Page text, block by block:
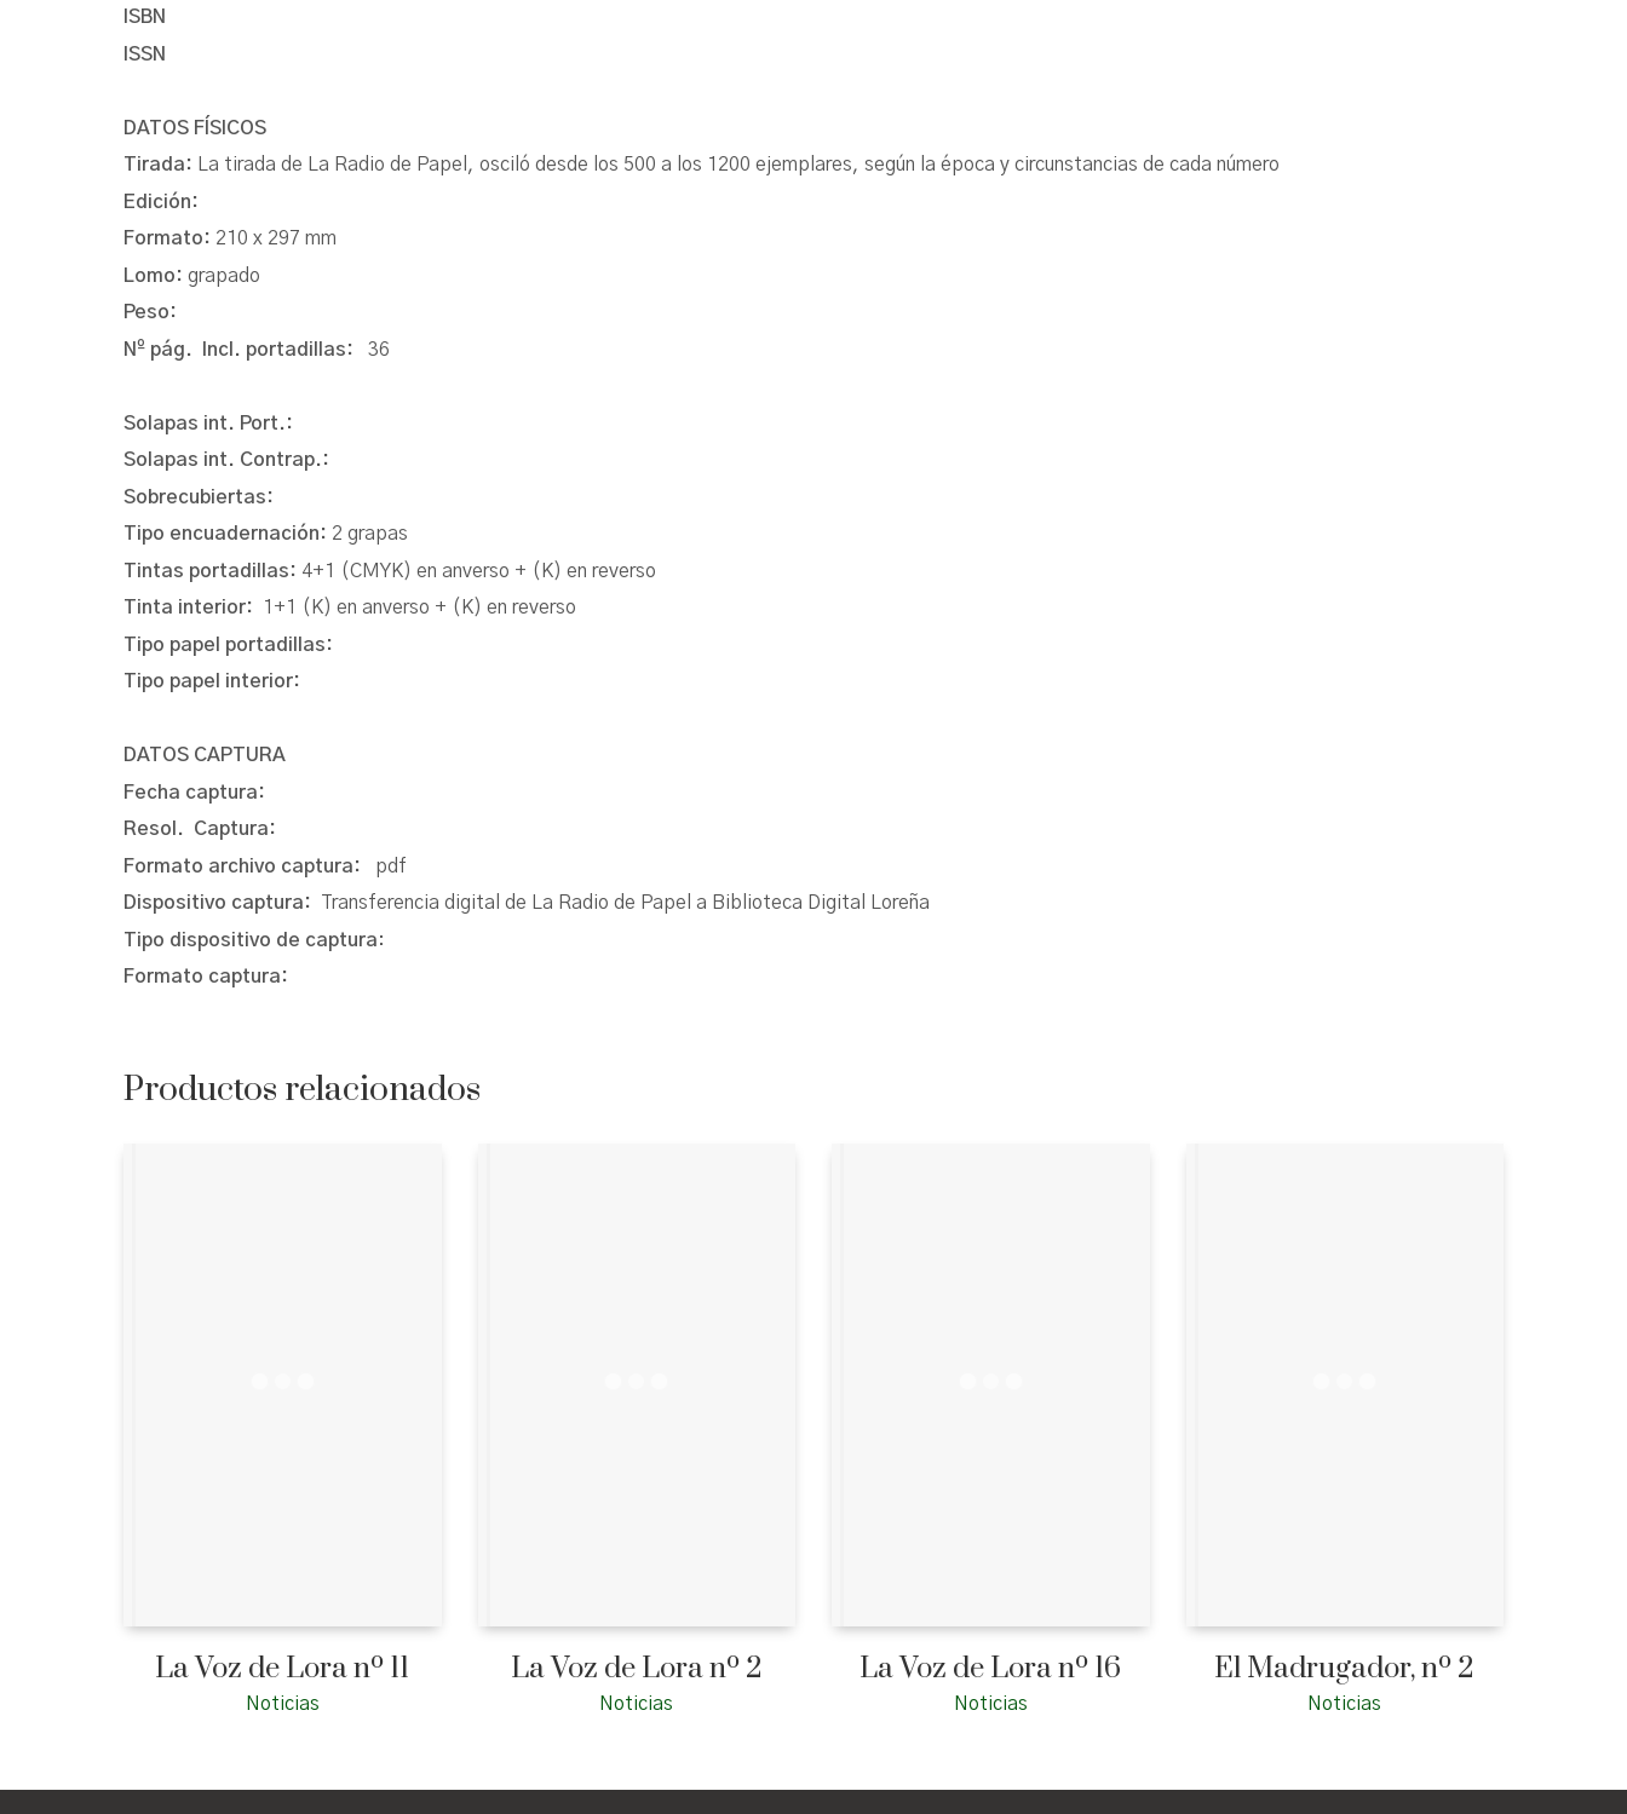
ISBN
ISSN
DATOS FÍSICOS
Tirada:
La tirada de La Radio de Papel, osciló desde los 500 a los 1200 ejemplares, según la época y circunstancias de cada número
Edición:
Formato: 210 x 297 mm
Lomo: grapado
Peso:
Nº pág. Incl. portadillas: 36
Solapas int. Port.:
Solapas int. Contrap.:
Sobrecubiertas:
Tipo encuadernación: 2 grapas
Tintas portadillas: 4+1 (CMYK) en anverso + (K) en reverso
Tinta interior:
1+1 (K) en anverso + (K) en reverso
Tipo papel portadillas:
Tipo papel interior:
DATOS CAPTURA
Fecha captura:
Resol. Captura:
Formato archivo captura: pdf
Dispositivo captura:
Transferencia digital de La Radio de Papel a Biblioteca Digital Loreña
Tipo dispositivo de captura:
Formato captura:
Productos relacionados
La Voz de Lora nº 11
Noticias
La Voz de Lora nº 2
Noticias
La Voz de Lora nº 16
Noticias
El Madrugador, nº 2
Noticias